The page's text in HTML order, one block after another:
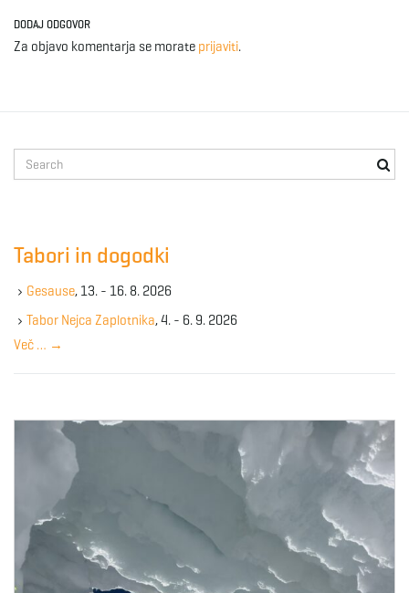
DODAJ ODGOVOR
Za objavo komentarja se morate prijaviti.
e
e
y
w
r
Tabori in dogodki
Gesause, 13. - 16. 8. 2026
Tabor Nejca Zaplotnika, 4. - 6. 9. 2026
Več … →